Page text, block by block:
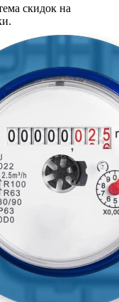
скидок на